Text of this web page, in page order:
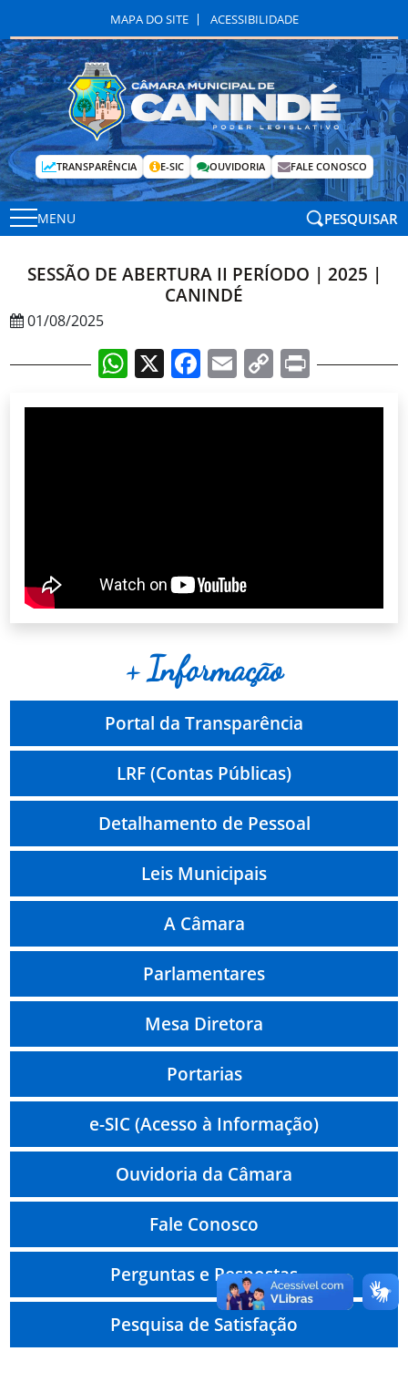
MAPA DO SITE ACESSIBILIDADE
TRANSPARÊNCIA E-SIC OUVIDORIA FALE CONOSCO
MENU PESQUISAR
SESSÃO DE ABERTURA II PERÍODO | 2025 |
CANINDÉ
01/08/2025
WhatsApp
X Facebook
EmailCopyPrint
+ Informação
Portal da Transparência
LRF (Contas Públicas)
Detalhamento de Pessoal
Leis Municipais
A Câmara
Parlamentares
Mesa Diretora
Portarias
e-SIC (Acesso à Informação)
Ouvidoria da Câmara
Fale Conosco
Perguntas e Respostas
Pesquisa de Satisfação